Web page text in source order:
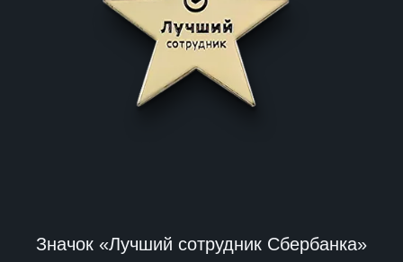
Значок «Лучший сотрудник Сбербанка»